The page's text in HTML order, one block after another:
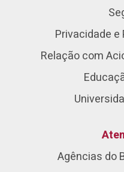
Privacidade e
Relação com
Agências do